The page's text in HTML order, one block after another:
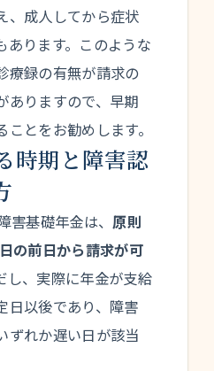
、成人してから症状
あります。このような
療録の有無が請求の
ありますので、早期
とをお勧めします。
時期と障害認
害基礎年金は、 原則
の前日から請求が可
し、実際に年金が支給
日以後であり、障害
ずれか遅い日が該当